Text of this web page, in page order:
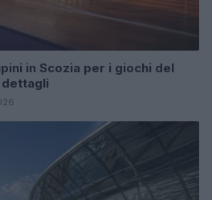
in Scozia per i giochi del
dettagli